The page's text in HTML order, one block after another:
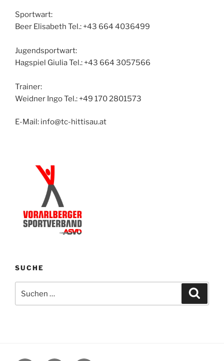
Sportwart:
Beer Elisabeth Tel.: +43 664 4036499
Jugendsportwart:
Hagspiel Giulia Tel.: +43 664 3057566
Trainer:
Weidner Ingo Tel.: +49 170 2801573
E-Mail: info@tc-hittisau.at
SUCHE
nach: